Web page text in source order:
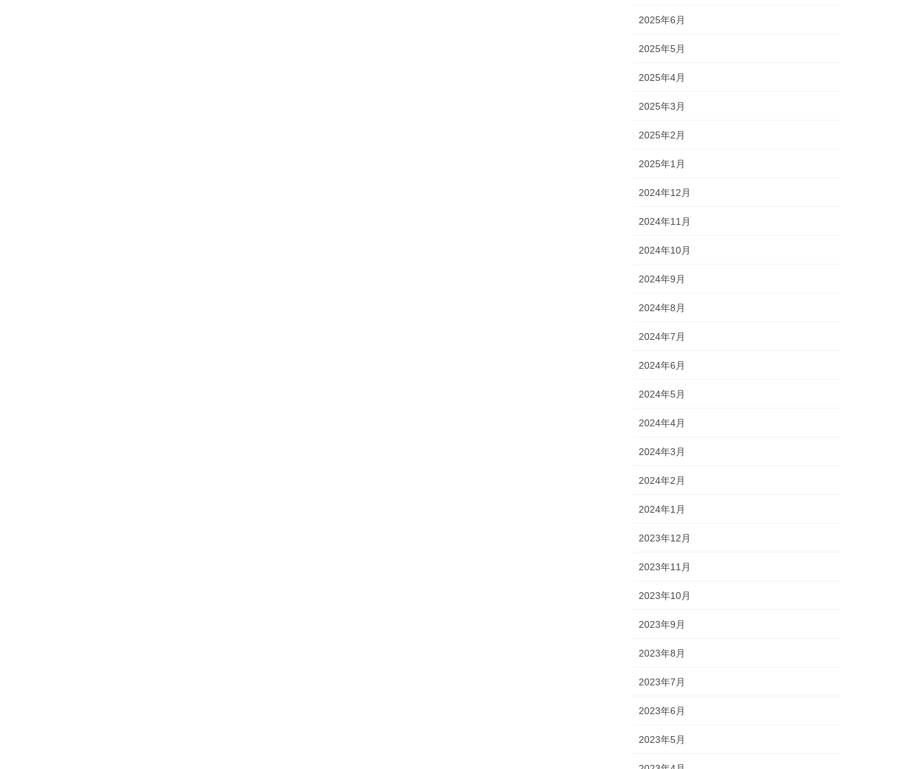
2025年6月
2025年5月
2025年4月
2025年3月
2025年2月
2025年1月
2024年12月
2024年11月
2024年10月
2024年9月
2024年8月
2024年7月
2024年6月
2024年5月
2024年4月
2024年3月
2024年2月
2024年1月
2023年12月
2023年11月
2023年10月
2023年9月
2023年8月
2023年7月
2023年6月
2023年5月